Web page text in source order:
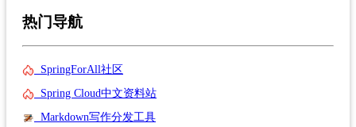
热门导航
SpringForAll社区
Spring Cloud中文资料站
Markdown写作分发工具